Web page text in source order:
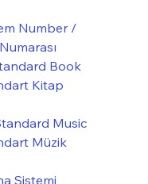
Number /
Book
Kitap
Music
Müzik
Sistemi